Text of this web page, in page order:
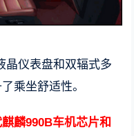
晶仪表盘和双辐式多
乘坐舒适性。
麟990B车机芯片和